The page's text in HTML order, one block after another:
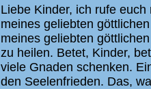
Liebe Kinder, ich rufe
meines geliebten
meines geliebten
zu heilen. Betet, Kinder,
viele Gnaden schenken.
den Seelenfrieden. Das,